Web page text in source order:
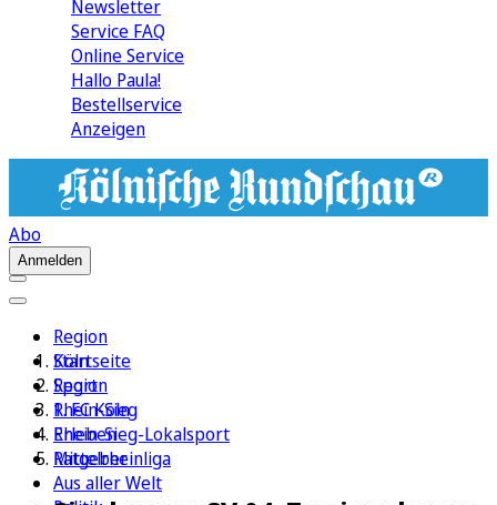
Newsletter
Service FAQ
Online Service
Hallo Paula!
Bestellservice
Anzeigen
Abo
Anmelden
Region
Köln
Sport
1. FC Köln
Erleben
Ratgeber
Aus aller Welt
Startseite
Region
Rhein-Sieg
Rhein-Sieg-Lokalsport
Mittelrheinliga